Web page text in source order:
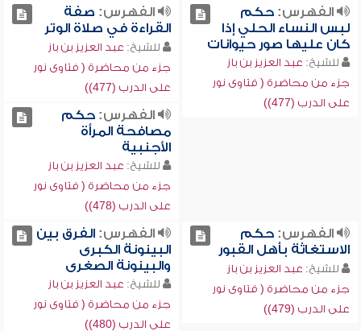
الفهرس:حكم
لبس النساء الحلي إذا
كان عليها صور حيوانات
للشيخ: عبد العزيز بن باز
جزء من محاضرة ( فتاوى نور
على الدرب (477))
الفهرس: صفة
القراءة في صلاة الوتر
للشيخ: عبد العزيز بن باز
جزء من محاضرة ( فتاوى نور
على الدرب (477))
الفهرس:حكم
مصافحة المرأة
الأجنبية
للشيخ: عبد العزيز بن باز
جزء من محاضرة ( فتاوى نور
على الدرب (478))
الفهرس:حكم
الاستغاثة بأهل القبور
للشيخ: عبد العزيز بن باز
جزء من محاضرة ( فتاوى نور
على الدرب (479))
الفهرس:الفرق بين
البينونة الكبرى
والبينونة الصغرى
للشيخ: عبد العزيز بن باز
جزء من محاضرة ( فتاوى نور
على الدرب (480))